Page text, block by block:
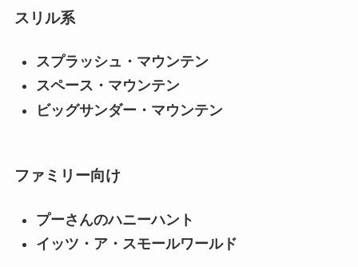
スリル系
スプラッシュ・マウンテン
スペース・マウンテン
ビッグサンダー・マウンテン
ファミリー向け
プーさんのハニーハント
イッツ・ア・スモールワールド